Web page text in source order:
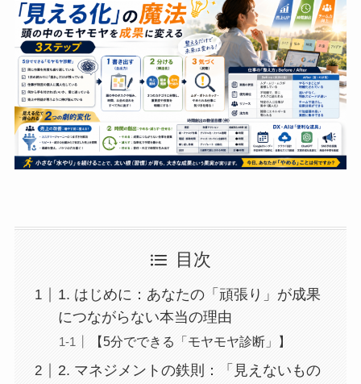
目次
1. はじめに：あなたの「頑張り」が成果
につながらない本当の理由
【5分でできる「モヤモヤ診断」】
2. マネジメントの鉄則：「見えないもの